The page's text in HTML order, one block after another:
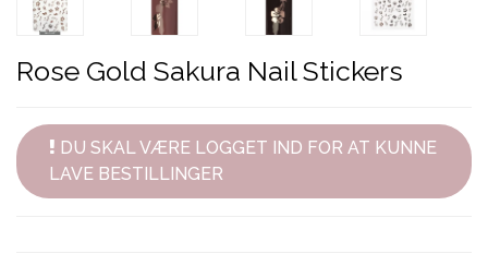
Rose Gold Sakura Nail Stickers
DU SKAL VÆRE LOGGET IND FOR AT KUNNE
LAVE BESTILLINGER